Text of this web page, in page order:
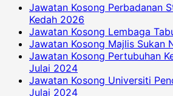
Jawatan Kosong Perbadanan
Kedah 2026
Jawatan Kosong Lembaga
Jawatan Kosong Majlis Sukan
Jawatan Kosong Pertubuhan
Julai 2024
Jawatan Kosong Universiti
Julai 2024